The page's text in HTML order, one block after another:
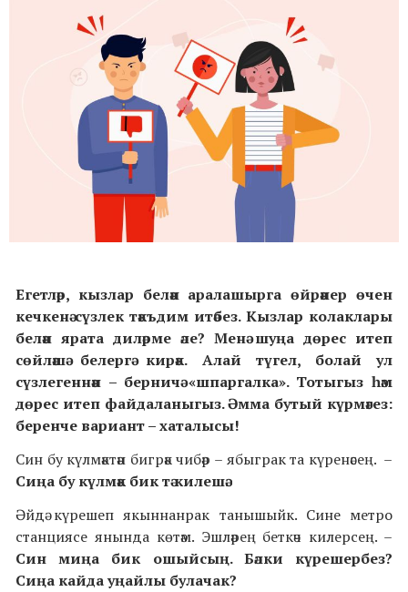
Егетләр, кызлар белән аралашырга өйрәнер өчен
кечкенә сүзлек тәкъдим итәбез. Кызлар колаклары
белән ярата диләрме әле? Менә шуңа дөрес итеп
сөйләшә белергә кирәк. Алай түгел, болай ул
сүзлегеннән – берничә «шпаргалка». Тотыгыз һәм
дөрес итеп файдаланыгыз. Әмма бутый күрмәгез:
беренче вариант – хаталысы!
Син бу күлмәктән бигрәк чибәр – ябыграк та күренәсең. –
Сиңа бу күлмәк бик тә килешә.
Әйдә күрешеп якыннанрак танышыйк. Сине метро
станциясе янында көтәм. Эшләрең беткәч килерсең. –
Син миңа бик ошыйсың. Бәлки күрешербез?
Сиңа кайда уңайлы булачак?